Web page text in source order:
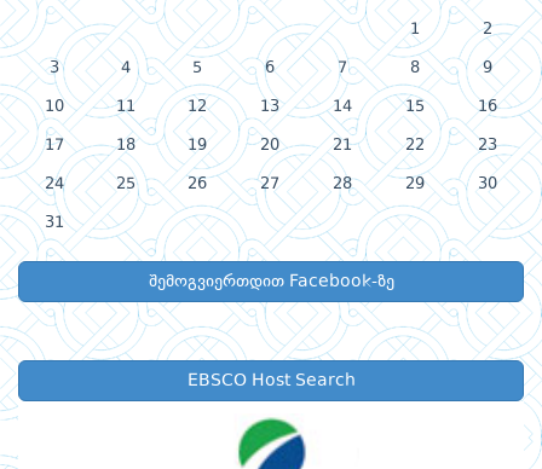
1 2
3 4 5 6 7 8 9
10 11 12 13 14 15 16
17 18 19 20 21 22 23
24 25 26 27 28 29 30
31
შემოგვიერთდით Facebook-ზე
EBSCO Host Search